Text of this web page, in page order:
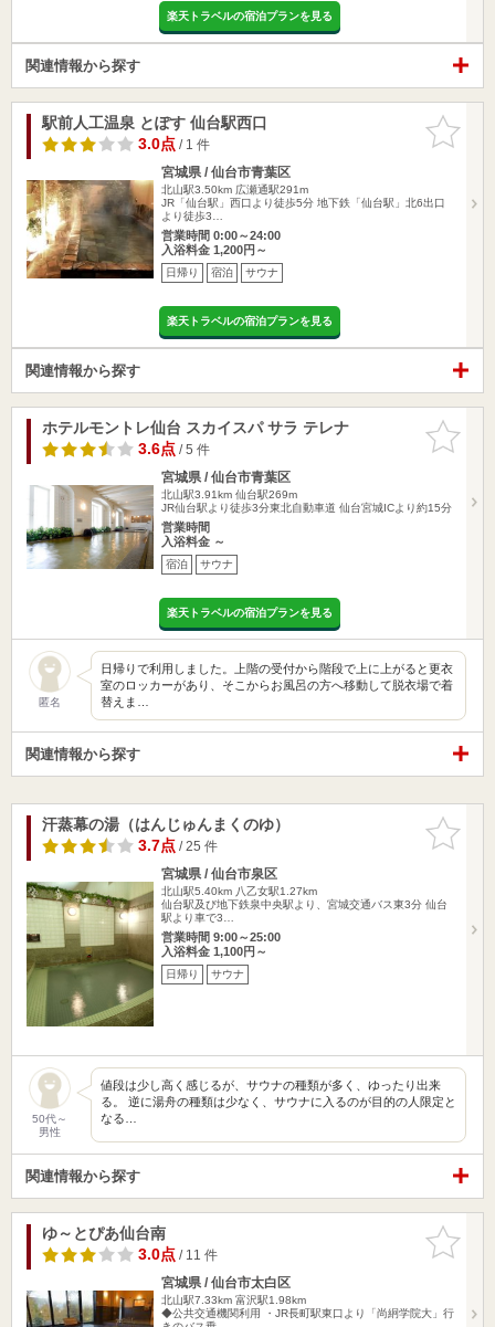
楽天トラベルの宿泊プランを見る
関連情報から探す
お気に入
りに追加
駅前人工温泉 とぽす 仙台駅西口
3.0点/ 1 件
宮城県 / 仙台市青葉区
北山駅3.50km 広瀬通駅291m
JR「仙台駅」西口より徒歩5分 地下鉄「仙台駅」北6出口
より徒歩3…
営業時間 0:00～24:00
入浴料金 1,200円～
日帰り 宿泊 サウナ
楽天トラベルの宿泊プランを見る
関連情報から探す
お気に入
りに追加
ホテルモントレ仙台 スカイスパ サラ テレナ
3.6点/ 5 件
宮城県 / 仙台市青葉区
北山駅3.91km 仙台駅269m
JR仙台駅より徒歩3分東北自動車道 仙台宮城ICより約15分
営業時間
入浴料金 ～
宿泊 サウナ
楽天トラベルの宿泊プランを見る
匿名
日帰りで利用しました。上階の受付から階段で上に上がると更衣
室のロッカーがあり、そこからお風呂の方へ移動して脱衣場で着
替えま…
関連情報から探す
お気に入
りに追加
汗蒸幕の湯（はんじゅんまくのゆ）
3.7点/ 25 件
宮城県 / 仙台市泉区
北山駅5.40km 八乙女駅1.27km
仙台駅及び地下鉄泉中央駅より、宮城交通バス東3分 仙台
駅より車で3…
営業時間 9:00～25:00
入浴料金 1,100円～
日帰り サウナ
50代～
男性
値段は少し高く感じるが、サウナの種類が多く、ゆったり出来
る。 逆に湯舟の種類は少なく、サウナに入るのが目的の人限定と
なる…
関連情報から探す
お気に入
りに追加
ゆ～とぴあ仙台南
3.0点/ 11 件
宮城県 / 仙台市太白区
北山駅7.33km 富沢駅1.98km
◆公共交通機関利用 ・JR長町駅東口より「尚絅学院大」行